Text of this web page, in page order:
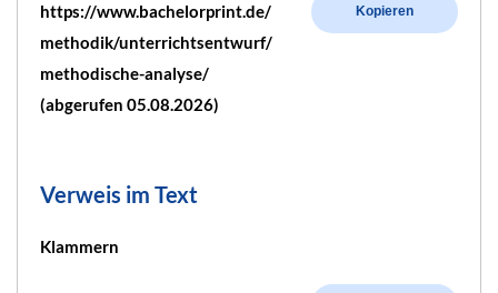
https://www.bachelorprint.de/
methodik/unterrichtsentwurf/
methodische-analyse/
(abgerufen 05.08.2026)
Kopieren
Verweis im Text
Klammern